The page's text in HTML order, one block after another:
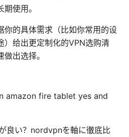
使用。
你的具体需求（比如你常用的设
）给出更定制化的VPN选购清
出选择。
amazon fire tablet yes and
良い？nordvpnを軸に徹底比